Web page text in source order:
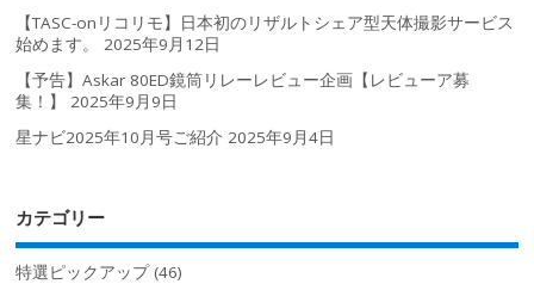
【TASC-onリコリモ】日本初のリザルトシェア型天体撮影サービス
始めます。
2025年9月12日
【予告】Askar 80ED鏡筒リレーレビュー企画【レビューア募
集！】
2025年9月9日
星ナビ2025年10月号ご紹介 2025年9月4日
カテゴリー
特選ピックアップ(46)